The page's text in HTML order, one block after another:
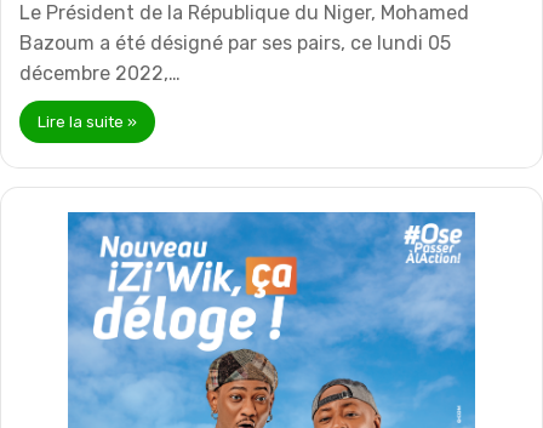
Le Président de la République du Niger, Mohamed
Bazoum a été désigné par ses pairs, ce lundi 05
décembre 2022,…
Lire la suite »